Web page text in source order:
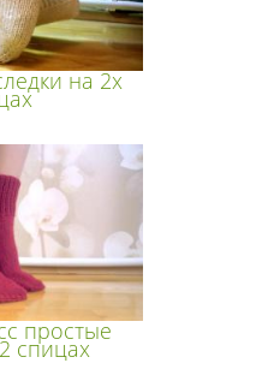
на 2х
простые
спицах